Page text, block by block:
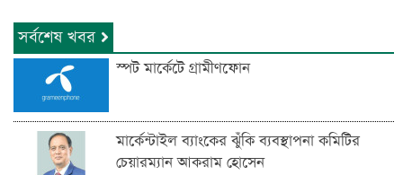
সর্বশেষ খবর
স্পট মার্কেটে গ্রামীণফোন
মার্কেন্টাইল ব্যাংকের ঝুঁকি ব্যবস্থাপনা কমিটির
চেয়ারম্যান আকরাম হোসেন